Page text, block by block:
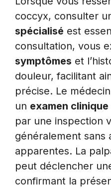
coccyx, consulter
spécialisé est
consultation, vous
symptômes et
douleur, facilitant
précise. Le
un examen clinique
par une inspection
généralement sans
apparentes. La
peut déclencher
confirmant la